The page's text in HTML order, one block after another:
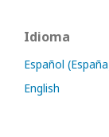
Idioma
Español
English